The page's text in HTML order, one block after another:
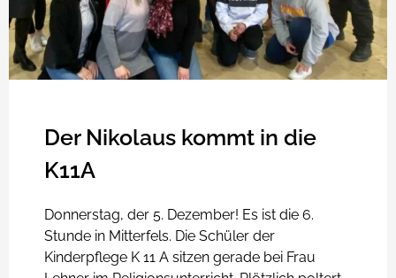
Der Nikolaus kommt in die
K11A
Donnerstag, der 5. Dezember! Es ist die 6.
Stunde in Mitterfels. Die Schüler der
Kinderpflege K 11 A sitzen gerade bei Frau